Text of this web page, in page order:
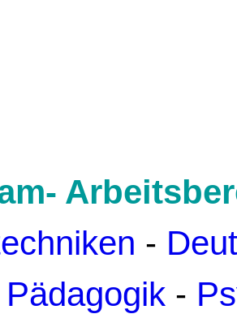
-
Pädagogik -